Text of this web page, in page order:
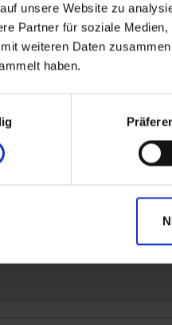
unsere Website zu
Partner für soziale
weiteren Daten
haben.
ab Dienstag, 11.
09 GRANIT
ab Dienstag, 11.